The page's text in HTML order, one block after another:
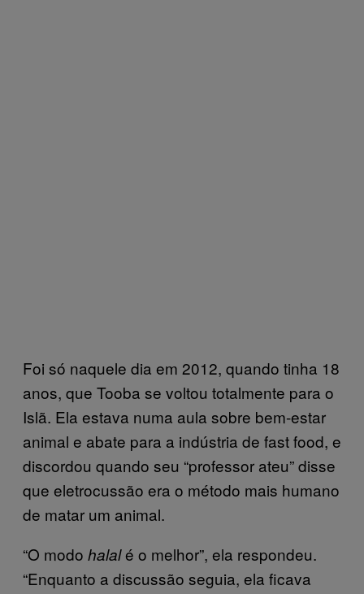
Foi só naquele dia em 2012, quando tinha 18
anos, que Tooba se voltou totalmente para o
Islã. Ela estava numa aula sobre bem-estar
animal e abate para a indústria de fast food, e
discordou quando seu “professor ateu” disse
que eletrocussão era o método mais humano
de matar um animal.
“O modo halalé o melhor”, ela respondeu.
“Enquanto a discussão seguia, ela ficava